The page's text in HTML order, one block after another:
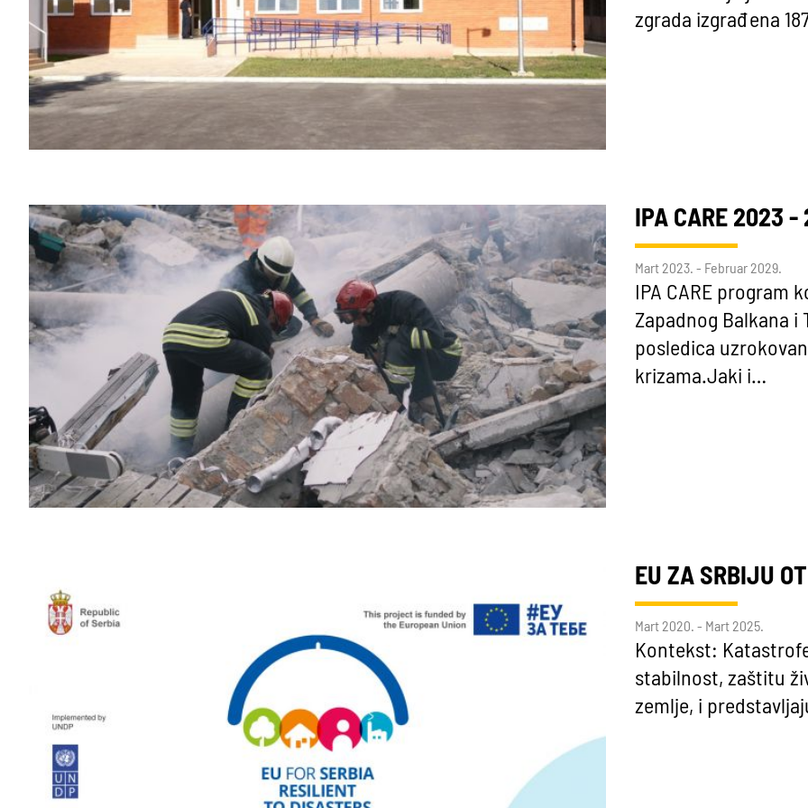
zgrada izgrađena
IPA CARE 2023
Mart 2023. - Februar 2029.
IPA CARE program
Zapadnog Balkana
posledica
krizama.Jaki i…
EU ZA SRBIJU
Mart 2020. - Mart 2025.
Kontekst:
stabilnost, zaštitu
zemlje, i